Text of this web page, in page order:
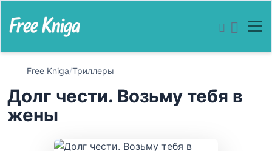
Free Kniga/Триллеры
Долг чести. Возьму тебя в
жены